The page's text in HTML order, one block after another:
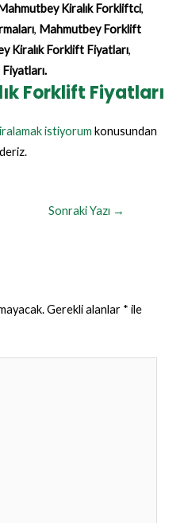
Kiralık Forkliftci,
, Mahmutbey Forklift
Kiralık Forklift Fiyatları,
Forklift Fiyatları
istiyorum konusundan
Sonraki Yazı →
Gerekli alanlar * ile